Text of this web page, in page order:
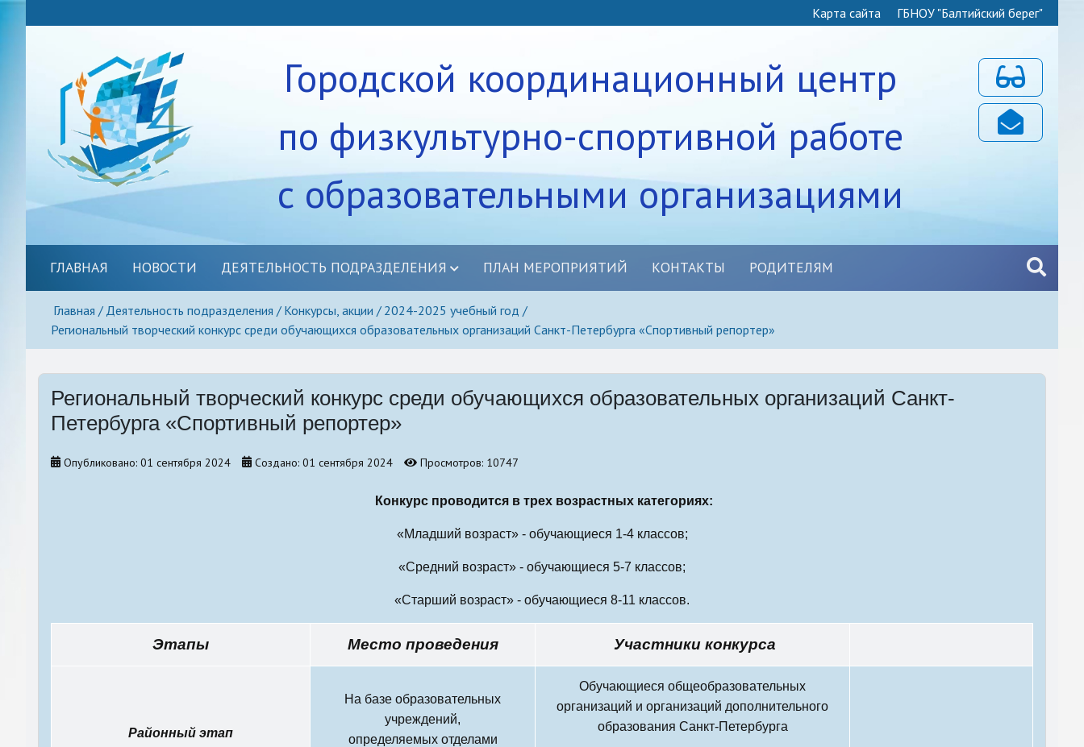
Карта сайта ГБНОУ "Балтийский берег"
Городской координационный центр
по физкультурно-спортивной работе
с образовательными организациями
Для
ГЛАВНАЯ НОВОСТИ ДЕЯТЕЛЬНОСТЬ ПОДРАЗДЕЛЕНИЯ
Спортивно-массовое направление
Методическое сопровождение
методический семинар
Конкурсы, акции
ПЛАН МЕРОПРИЯТИЙ КОНТАКТЫ РОДИТЕЛЯМ
Главная Деятельность подразделения Конкурсы, акции
2024-2025 учебный год
Региональный творческий конкурс среди обучающихся образовательных организаций Санкт-Петербурга «Спортивный репортер»
Региональный творческий конкурс среди обучающихся образовательных организаций Санкт-
Петербурга «Спортивный репортер»
Опубликовано: 01 сентября 2024 Создано: 01 сентября 2024 Просмотров: 10747
Конкурс проводится в трех возрастных категориях:
«Младший возраст» - обучающиеся 1-4 классов;
«Средний возраст» - обучающиеся 5-7 классов;
«Старший возраст» - обучающиеся 8-11 классов.
Этапы Место проведения Участники конкурса
Районный этап
На базе образовательных
учреждений,
определяемых отделами
Обучающиеся общеобразовательных
организаций и организаций дополнительного
образования Санкт-Петербурга